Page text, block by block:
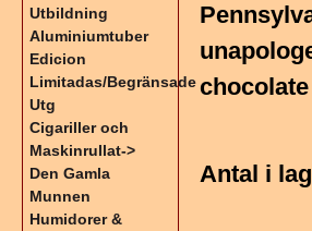
Antal i
Utbildning
Aluminiumtuber
Edicion
Limitadas/Begränsade
Utg
Cigariller och
Maskinrullat->
Den Gamla
Munnen
Humidorer &